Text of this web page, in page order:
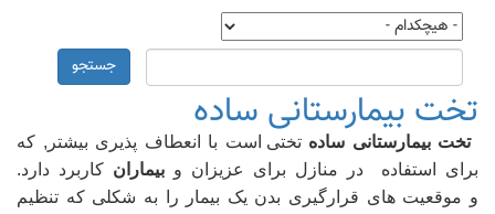
جستجو
تخت بیمارستانی ساده
تخت بیمارستانی سادهتختی است با انعطاف پذیری بیشتر, که
برای استفاده در منازل برای عزیزان و بیماران کاربرد دارد.
و موقعیت های قرارگیری بدن یک بیمار را به شکلی که تنظیم